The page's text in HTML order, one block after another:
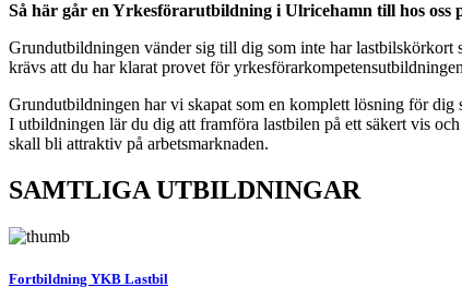
Så här går en Yrkesförarutbildning i Ulricehamn till hos oss
Grundutbildningen vänder sig till dig som inte har
krävs att du har klarat provet för
Grundutbildningen har vi skapat som en komplett lösning för dig
I utbildningen lär du dig att framföra lastbilen på ett säkert vis
skall bli attraktiv på arbetsmarknaden.
SAMTLIGA UTBILDNINGAR
Fortbildning YKB Lastbil